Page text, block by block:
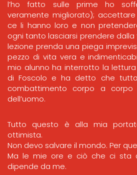
l’ho fatto sulle prime ho
veramente migliorato);
ce li hanno loro e non
ogni tanto lasciarsi prendere
lezione prenda una piega
pezzo di vita vera e
mio alunno ha interrotto la lettura
di Foscolo e ha detto che
combattimento corpo a corpo
dell’uomo.
Tutto questo è alla mia
ottimista.
Non devo salvare il mondo. Per
Ma le mie ore e ciò che ci sta
dipende da me.